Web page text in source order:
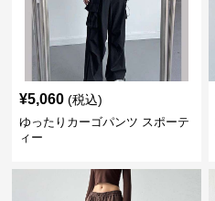
¥5,060 (税込)
ゆったりカーゴパンツ スポーテ
ィー